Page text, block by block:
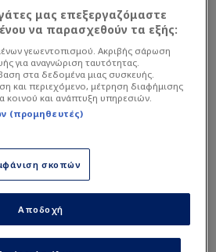
θα ξανα κινήθει
το καλοκαίρι, αν τυχόν
των εξτρέμ του, έχει
και την πρόσφατη του
να παρακολουθήσει το
Ολυμπιακό και Παναθηναϊκό.
μας επεξεργαζόμαστε
να παρασχεθούν τα εξής:
γεωεντοπισμού. Ακριβής σάρωση
για αναγνώριση ταυτότητας.
στα δεδομένα μιας συσκευής.
και περιεχόμενο, μέτρηση διαφήμισης
κοινού και ανάπτυξη υπηρεσιών.
(προμηθευτές)
σκοπών
Αποδοχή